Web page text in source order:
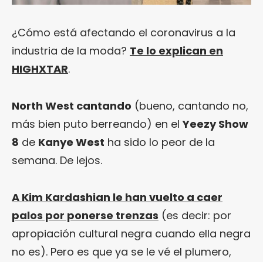
¿Cómo está afectando el coronavirus a la
industria de la moda? Te lo explican en
HIGHXTAR.
North West cantando (bueno, cantando no,
más bien puto berreando) en elYeezy Show
8 de Kanye West ha sido lo peor de la
semana. De lejos.
A Kim Kardashian le han vuelto a caer
palos por ponerse trenzas (es decir: por
apropiación cultural negra cuando ella negra
no es). Pero es que ya se le vé el plumero,